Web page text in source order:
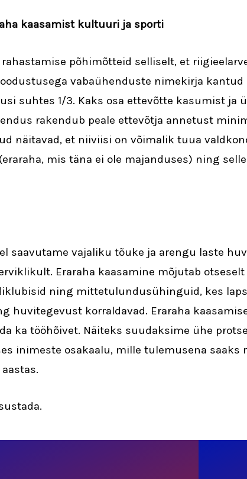
kaasamist kultuuri ja sporti
põhimõtteid selliselt, et
vabaühenduste nimekirja
suhtes 1/3. Kaks osa ettevõtte kasumist ja
rakendub peale ettevõtja annetust
näitavad, et niiviisi on võimalik tuua
mis täna ei ole majanduses) ning
saavutame vajaliku tõuke ja arengu laste
Eraraha kaasamine mõjutab otseselt
ning mittetulundusühinguid, kes
huvitegevust korraldavad. Eraraha
ka tööhõivet. Näiteks suudaksime ühe
inimeste osakaalu, mille tulemusena saaks